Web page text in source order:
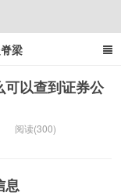
梁
箱以查到证券公
阅读(300)
息